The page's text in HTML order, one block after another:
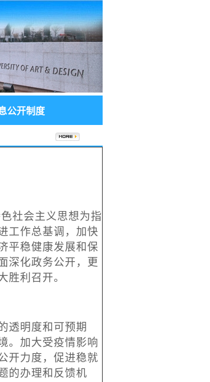
公开制度
社会主义思想为指
工作总基调，加快
平稳健康发展和保
深化政务公开，更
胜利召开。
透明度和可预期
。加大受疫情影响
开力度，促进稳就
的办理和反馈机